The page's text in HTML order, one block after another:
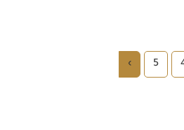
5
›